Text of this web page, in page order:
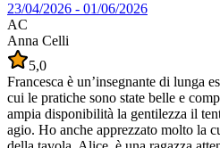
23/04/2026 - 01/06/2026
AC
Anna Celli
5,0
Francesca è un’insegnante di lunga
cui le pratiche sono state belle e
ampia disponibilità la gentilezza il
agio. Ho anche apprezzato molto la